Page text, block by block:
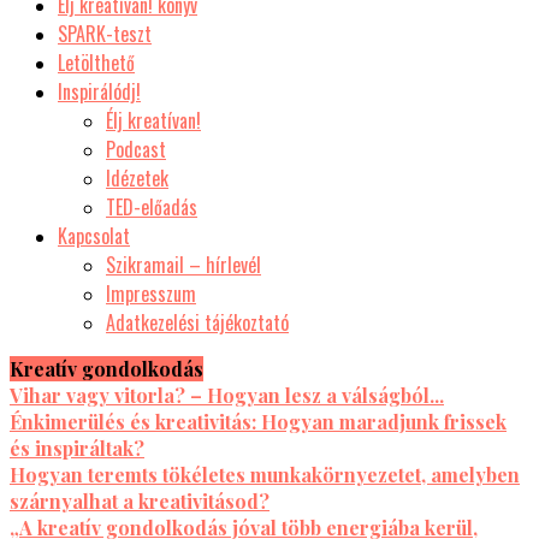
SPARK-teszt
Letölthető
Inspirálódj!
Élj kreatívan!
Podcast
Idézetek
TED-előadás
Kapcsolat
Szikramail – hírlevél
Impresszum
Adatkezelési tájékoztató
Kreatív gondolkodás
Vihar vagy vitorla? – Hogyan lesz a válságból...
Énkimerülés és kreativitás: Hogyan maradjunk frissek
és inspiráltak?
Hogyan teremts tökéletes munkakörnyezetet, amelyben
szárnyalhat a kreativitásod?
„A kreatív gondolkodás jóval több energiába kerül,